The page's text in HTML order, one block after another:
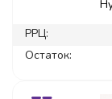
РРЦ:
Остаток: